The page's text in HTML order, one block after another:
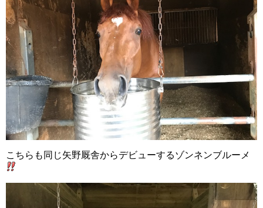
こちらも同じ矢野厩舎からデビューするゾンネンブルーメ